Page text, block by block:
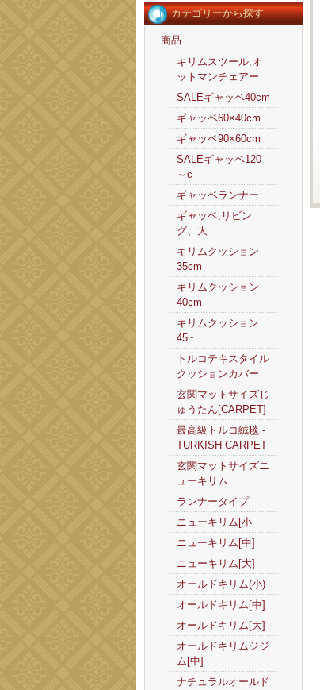
カテゴリーから探す
商品
キリムスツール,オ
ットマンチェアー
SALEギャッベ40cm
ギャッベ60×40cm
ギャッベ90×60cm
SALEギャッベ120
～c
ギャッベランナー
ギャッベ,リビン
グ、大
キリムクッション
35cm
キリムクッション
40cm
キリムクッション
45~
トルコテキスタイル
クッションカバー
玄関マットサイズじ
ゅうたん[CARPET]
最高級トルコ絨毯 -
TURKISH CARPET
玄関マットサイズニ
ューキリム
ランナータイプ
ニューキリム[小
ニューキリム[中]
ニューキリム[大]
オールドキリム(小)
オールドキリム[中]
オールドキリム[大]
オールドキリムジジ
ム[中]
ナチュラルオールド